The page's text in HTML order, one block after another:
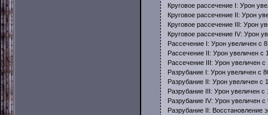
Круговое рассечение I: Урон
Круговое рассечение II: Урон
Круговое рассечение III: Урон
Круговое рассечение IV: Урон
Рассечение I: Урон увеличен с
Рассечение II: Урон увеличен с
Рассечение III: Урон увеличен с
Разрубание I: Урон увеличен с
Разрубание II: Урон увеличен с
Разрубание III: Урон увеличен с
Разрубание IV: Урон увеличен с
Разрубание II: Восстановление